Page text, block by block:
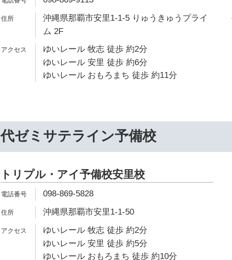
沖縄県那覇市安里1-1-5 りゅうきゅうプライ
ム 2F
ゆいレール 牧志 徒歩 約2分
ゆいレール 安里 徒歩 約6分
ゆいレール おもろまち 徒歩 約11分
代ゼミサテライン予備校
トリプル・アイ予備校安里校
098-869-5828
沖縄県那覇市安里1-1-50
ゆいレール 牧志 徒歩 約2分
ゆいレール 安里 徒歩 約5分
ゆいレール おもろまち 徒歩 約10分